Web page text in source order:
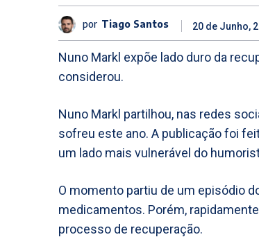
por Tiago Santos 20 de Junho,
Nuno Markl expõe lado duro da
considerou.
Nuno Markl partilhou, nas redes
sofreu este ano. A publicação foi
um lado mais vulnerável do
O momento partiu de um episódio
medicamentos. Porém,
processo de recuperação.